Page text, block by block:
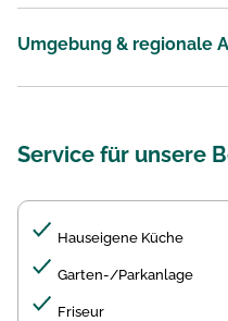
Umgebung & regionale
Service für unsere
Hauseigene Küche
Garten-/Parkanlage
Friseur